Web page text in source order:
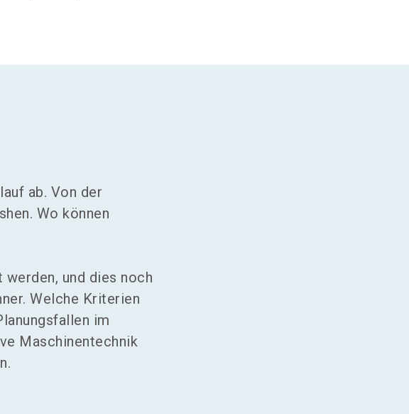
ab. Von der
Wo können
und dies noch
Welche Kriterien
im
Maschinentechnik